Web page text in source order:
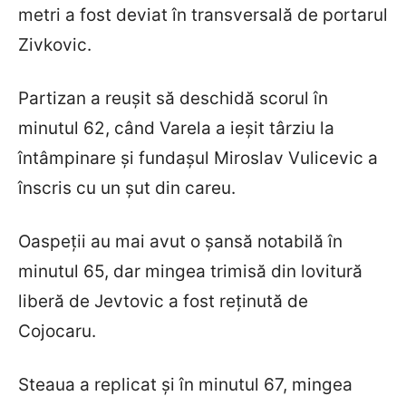
metri a fost deviat în transversală de portarul
Zivkovic.
Partizan a reușit să deschidă scorul în
minutul 62, când Varela a ieșit târziu la
întâmpinare și fundașul Miroslav Vulicevic a
înscris cu un șut din careu.
Oaspeții au mai avut o șansă notabilă în
minutul 65, dar mingea trimisă din lovitură
liberă de Jevtovic a fost reținută de
Cojocaru.
Steaua a replicat și în minutul 67, mingea